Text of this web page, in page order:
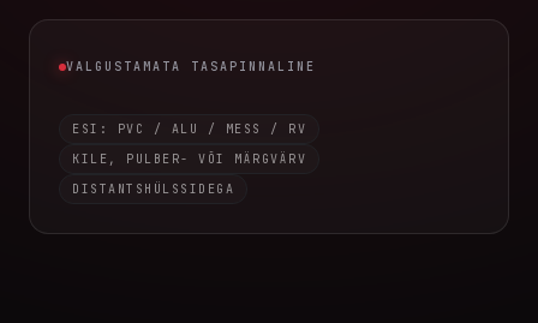
P0VALGUSTAMATA TASAPINNALINE
VALGUSTAMATA TASAPINNALINE
ESI: PVC / ALU / MESS / RV
KILE, PULBER- VÕI MÄRGVÄRV
DISTANTSHÜLSSIDEGA